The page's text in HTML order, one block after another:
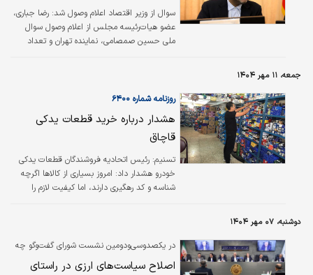
سوال از وزیر اقتصاد اعلام وصول شد: رضا جباری،
عضو هیات‌رئیسه مجلس از اعلام وصول سوال
ملی حسین صمصامی، نماینده تهران و تعداد
جمعه، ۱۱ مهر ۱۴۰۴
روزنامه شماره ۶۴۰۰
هشدار درباره خرید قطعات یدکی
قاچاق
تسنیم: رئیس اتحادیه فروشندگان قطعات یدکی
خودرو هشدار داد: امروز بسیاری از کالاها اگرچه
شناسه و کد رهگیری دارند، اما کیفیت لازم را
دوشنبه، ۰۷ مهر ۱۴۰۴
در یکصدوسی‌ودومین نشست شورای گفت‌وگو چه
گذشت؟
اصلاح سیاست‌های ارزی در راستای